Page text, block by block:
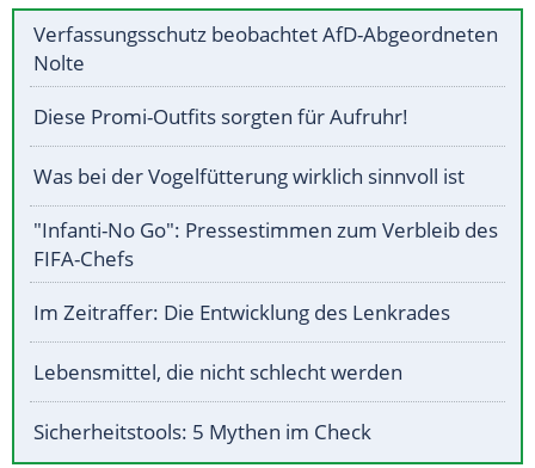
Verfassungsschutz beobachtet AfD-Abgeordneten
Nolte
Diese Promi-Outfits sorgten für Aufruhr!
Was bei der Vogelfütterung wirklich sinnvoll ist
"Infanti-No Go": Pressestimmen zum Verbleib des
FIFA-Chefs
Im Zeitraffer: Die Entwicklung des Lenkrades
Lebensmittel, die nicht schlecht werden
Sicherheitstools: 5 Mythen im Check